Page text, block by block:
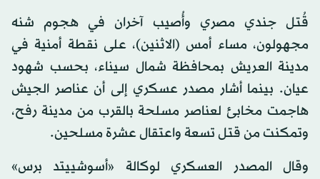
قُتل جندي مصري وأُصيب آخران في هجوم شنه
مجهولون، مساء أمس (الاثنين)، على نقطة أمنية في
مدينة العريش بمحافظة شمال سيناء، بحسب شهود
عيان. بينما أشار مصدر عسكري إلى أن عناصر الجيش
هاجمت مخابئ لعناصر مسلحة بالقرب من مدينة رفح،
وتمكنت من قتل تسعة واعتقال عشرة مسلحين.
وقال المصدر العسكري لوكالة «أسوشييتد برس»